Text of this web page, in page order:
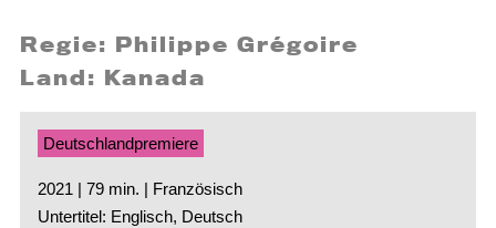
Regie: Philippe Grégoire
Land: Kanada
Deutschlandpremiere
2021 | 79 min. | Französisch
Untertitel: Englisch, Deutsch